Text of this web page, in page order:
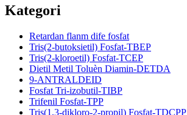
Kategori
Retardan flanm dife fosfat
Tris(2-butoksietil) Fosfat-TBEP
Tris(2-kloroetil) Fosfat-TCEP
Dietil Metil Toluèn Diamin-DETDA
9-ANTRALDEID
Fosfat Tri-izobutil-TIBP
Trifenil Fosfat-TPP
Tris(1,3-dikloro-2-propil) Fosfat-TDCPP